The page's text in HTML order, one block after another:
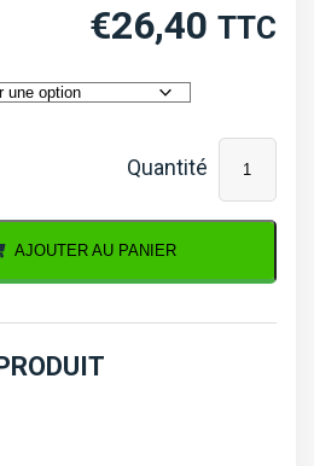
€26,40 TTC
de
AJOUTER AU PANIER